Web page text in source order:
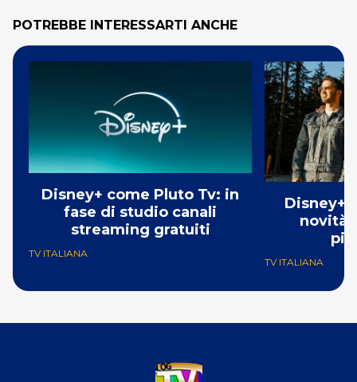
POTREBBE INTERESSARTI ANCHE
Disney+ come Pluto Tv: in
fase di studio canali
streaming gratuiti
TV ITALIANA
Disney+
novità
TV ITALIANA